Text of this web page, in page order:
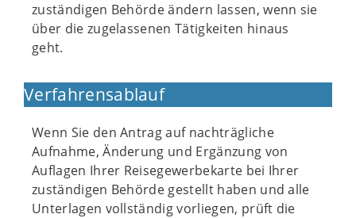
zuständigen Behörde ändern lassen, wenn sie
über die zugelassenen Tätigkeiten hinaus
geht.
Verfahrensablauf
Wenn Sie den Antrag auf nachträgliche
Aufnahme, Änderung und Ergänzung von
Auflagen Ihrer Reisegewerbekarte bei Ihrer
zuständigen Behörde gestellt haben und alle
Unterlagen vollständig vorliegen, prüft die